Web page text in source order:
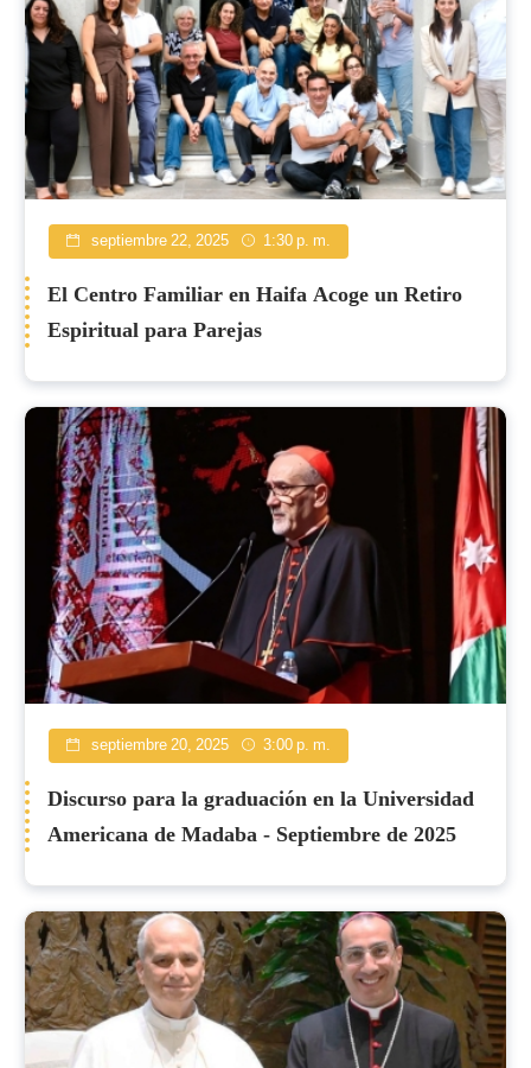
septiembre 22, 2025 1:30 p. m.
El Centro Familiar en Haifa Acoge un Retiro
Espiritual para Parejas
septiembre 20, 2025 3:00 p. m.
Discurso para la graduación en la Universidad
Americana de Madaba - Septiembre de 2025